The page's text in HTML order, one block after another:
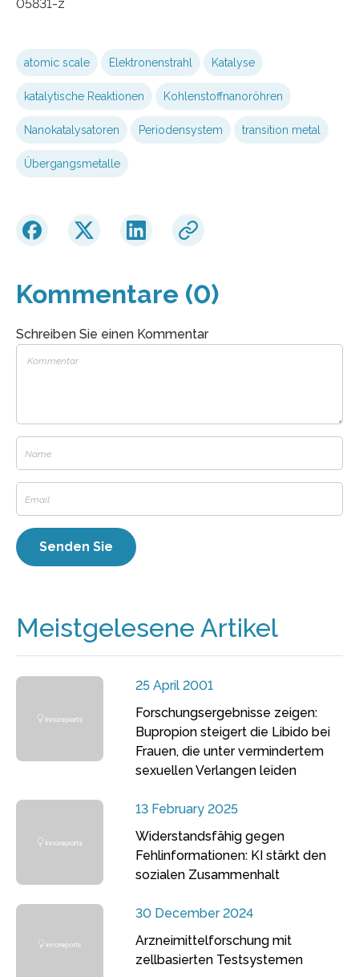
05831-z
atomic scale Elektronenstrahl Katalyse
katalytische Reaktionen Kohlenstoffnanoröhren
Nanokatalysatoren Periodensystem transition metal
Übergangsmetalle
Kommentare (0)
Schreiben Sie einen Kommentar
Meistgelesene Artikel
25 April 2001
Forschungsergebnisse zeigen:
Bupropion steigert die Libido bei
Frauen, die unter vermindertem
sexuellen Verlangen leiden
13 February 2025
Widerstandsfähig gegen
Fehlinformationen: KI stärkt den
sozialen Zusammenhalt
30 December 2024
Arzneimittelforschung mit
zellbasierten Testsystemen